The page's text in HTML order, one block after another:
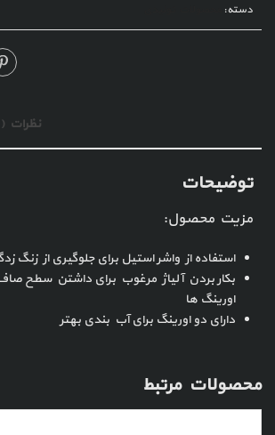
دسته:
نظرات (0)
توضیحات
مزیت محصول:
استفاده از واشر استیل برای جلوگیری از زنگ
بکار بردن آلیاژ مرغوب برای داشتن سطح صاف
اورینگ ها
دارای دو اورینگ برای آب بندی بهتر
محصولات مرتبط